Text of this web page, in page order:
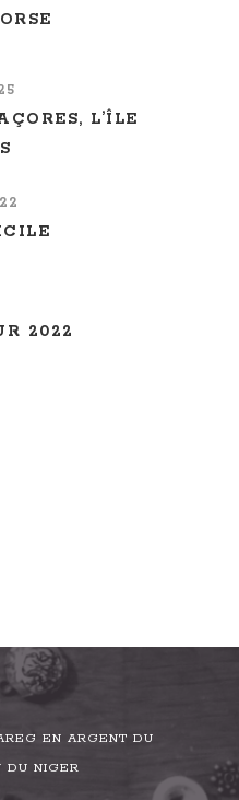
L’ÎLE
2022
EN ARGENT DU
DU NIGER